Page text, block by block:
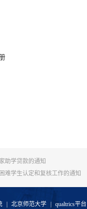
助学贷款的通知
难学生认定和复核工作的通知
北京师范大学
qualtrics平台